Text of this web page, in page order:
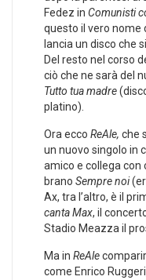
Fedez in Comunisti
questo il vero nome
lancia un disco che
Del resto nel corso
ciò che ne sarà del
Tutto tua madre
platino).
Ora ecco ReAle, che
un nuovo singolo in
amico e collega con
brano Sempre noi
Ax, tra l’altro, è il
canta Max, il
Stadio Meazza il
Ma in ReAle
come Enrico